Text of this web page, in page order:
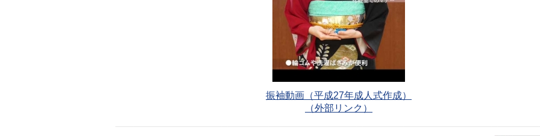
振袖動画（平成27年成人式作成）
（外部リンク）